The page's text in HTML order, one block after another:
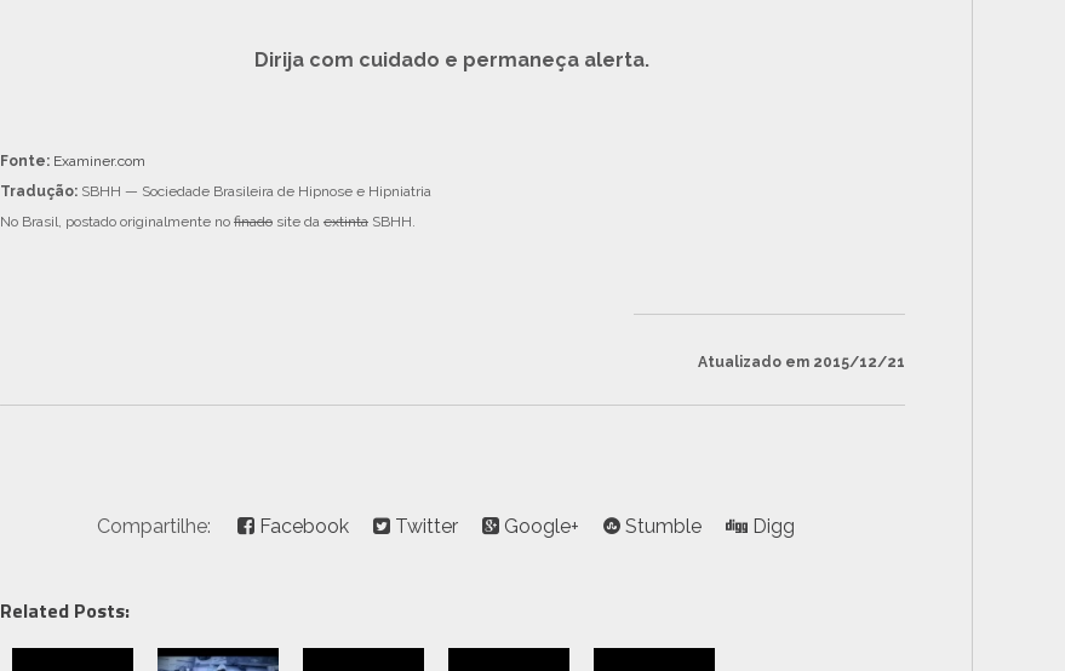
Dirija com cuidado e permaneça alerta.
Fonte: Examiner.com
Tradução:SBHH — Sociedade Brasileira de Hipnose e Hipniatria
No Brasil, postado originalmente no finadosite da extintaSBHH.
Atualizado em 2015/12/21
Compartilhe: Facebook Twitter Google+ Stumble Digg
Related Posts: